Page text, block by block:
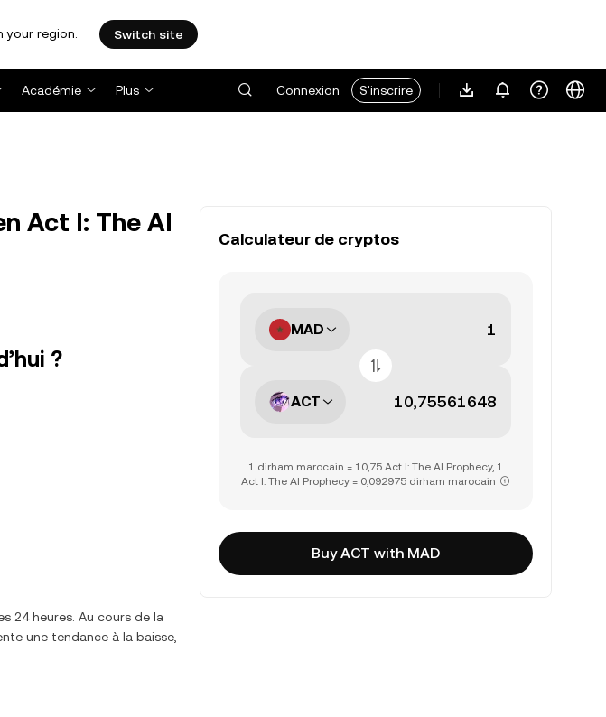
region. Switch site
Académie Plus Connexion S'inscrire
Act I: The AI
?
24 heures. Au cours de la
une tendance à la baisse,
Calculateur de cryptos
MAD
ACT
1 dirham marocain = 10,75 Act I: The AI Prophecy, 1
Act I: The AI Prophecy = 0,092975 dirham marocain
Buy ACT with MAD